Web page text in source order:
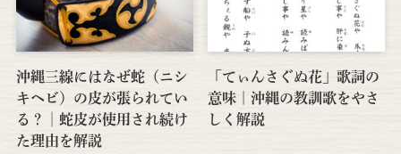
沖縄三線にはなぜ蛇（ニシ
キヘビ）の皮が張られてい
る？│蛇皮が使用され続け
た理由を解説
「てぃんさぐぬ花」歌詞の
意味｜沖縄の教訓歌をやさ
しく解説